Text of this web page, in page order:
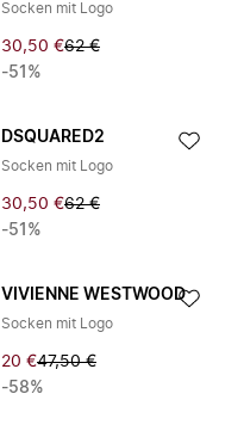
Socken mit Logo
30,50 €62 €
-51%
DSQUARED2
Socken mit Logo
30,50 €62 €
-51%
VIVIENNE WESTWOOD
Socken mit Logo
20 €47,50 €
-58%